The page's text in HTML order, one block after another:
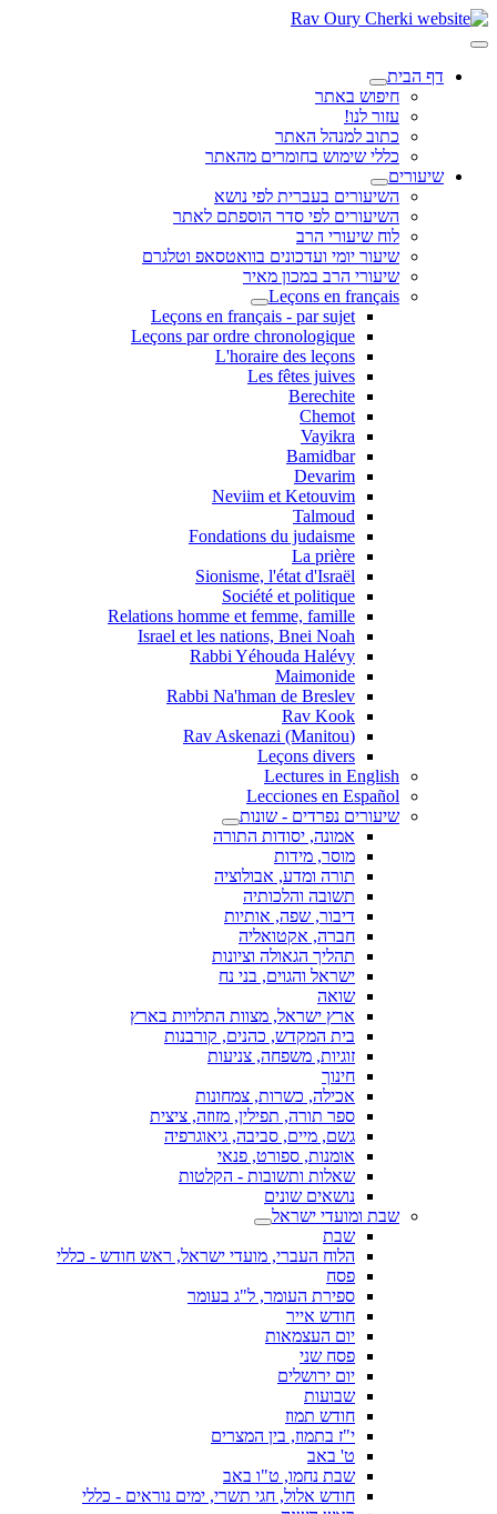
דף הבית
חיפוש באתר
עזור לנו!
כתוב למנהל האתר
כללי שימוש בחומרים מהאתר
שיעורים
השיעורים בעברית לפי נושא
השיעורים לפי סדר הוספתם לאתר
לוח שיעורי הרב
שיעור יומי ועדכונים בוואטסאפ וטלגרם
שיעורי הרב במכון מאיר
Leçons en français
Leçons en français - par sujet
Leçons par ordre chronologique
L'horaire des leçons
Les fêtes juives
Berechite
Chemot
Vayikra
Bamidbar
Devarim
Neviim et Ketouvim
Talmoud
Fondations du judaisme
La prière
Sionisme, l'état d'Israël
Société et politique
Relations homme et femme, famille
Israel et les nations, Bnei Noah
Rabbi Yéhouda Halévy
Maimonide
Rabbi Na'hman de Breslev
Rav Kook
(Rav Askenazi (Manitou
Leçons divers
Lectures in English
Lecciones en Español
שיעורים נפרדים - שונות
אמונה, יסודות התורה
מוסר, מידות
תורה ומדע, אבולוציה
תשובה והלכותיה
דיבור, שפה, אותיות
חברה, אקטואליה
תהליך הגאולה וציונות
ישראל והגוים, בני נח
שואה
ארץ ישראל, מצוות התלויות בארץ
בית המקדש, כהנים, קורבנות
זוגיות, משפחה, צניעות
חינוך
אכילה, כשרות, צמחונות
ספר תורה, תפילין, מזוזה, ציצית
גשם, מיים, סביבה, גיאוגרפיה
אומנות, ספורט, פנאי
שאלות ותשובות - הקלטות
נושאים שונים
שבת ומועדי ישראל
שבת
הלוח העברי, מועדי ישראל, ראש חודש - כללי
פסח
ספירת העומר, ל"ג בעומר
חודש אייר
יום העצמאות
פסח שני
יום ירושלים
שבועות
חודש תמוז
י"ז בתמוז, בין המצרים
ט' באב
שבת נחמו, ט"ו באב
חודש אלול, חגי תשרי, ימים נוראים - כללי